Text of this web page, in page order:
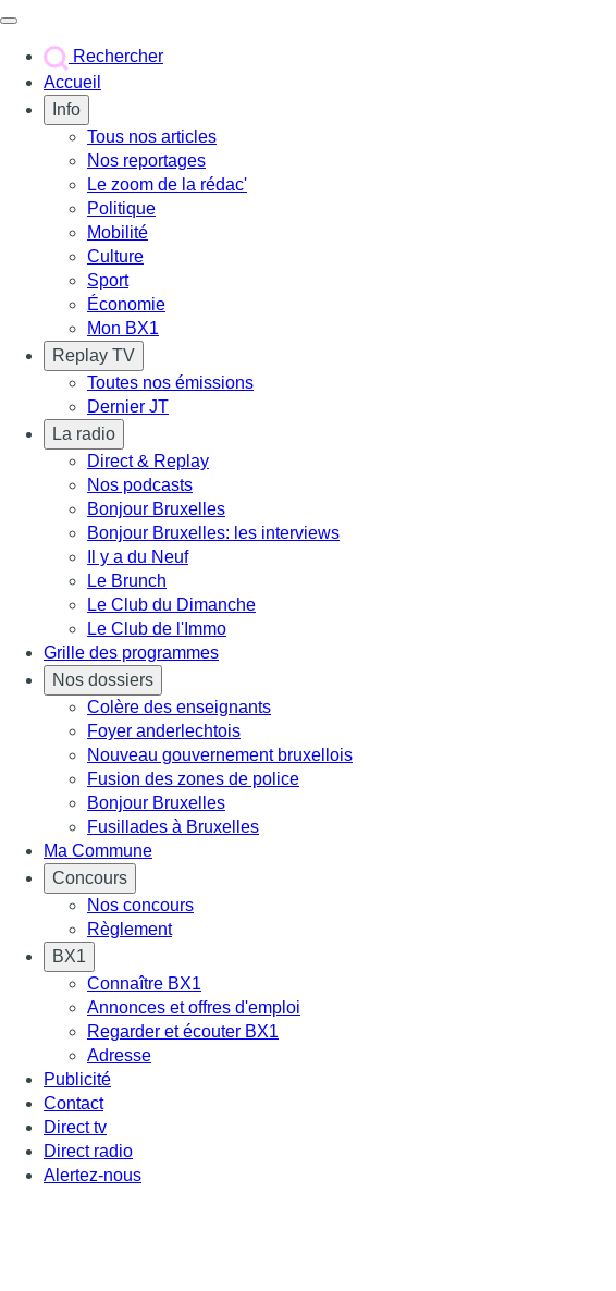
Rechercher
Accueil
Info
Tous nos articles
Nos reportages
Le zoom de la rédac'
Politique
Mobilité
Culture
Sport
Économie
Mon BX1
Replay TV
Toutes nos émissions
Dernier JT
La radio
Direct & Replay
Nos podcasts
Bonjour Bruxelles
Bonjour Bruxelles: les interviews
Il y a du Neuf
Le Brunch
Le Club du Dimanche
Le Club de l'Immo
Grille des programmes
Nos dossiers
Colère des enseignants
Foyer anderlechtois
Nouveau gouvernement bruxellois
Fusion des zones de police
Bonjour Bruxelles
Fusillades à Bruxelles
Ma Commune
Concours
Nos concours
Règlement
BX1
Connaître BX1
Annonces et offres d'emploi
Regarder et écouter BX1
Adresse
Publicité
Contact
Direct tv
Direct radio
Alertez-nous